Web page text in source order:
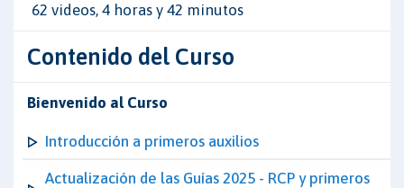
62 videos, 4 horas y 42 minutos
Contenido del Curso
Bienvenido al Curso
Introducción a primeros auxilios
Actualización de las Guías 2025 - RCP y primeros